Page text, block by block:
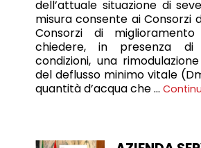
dell’attuale situazione di
misura consente ai Consorzi
Consorzi di
chiedere, in presenza di
condizioni, una
del deflusso minimo vitale
quantità d’acqua che …